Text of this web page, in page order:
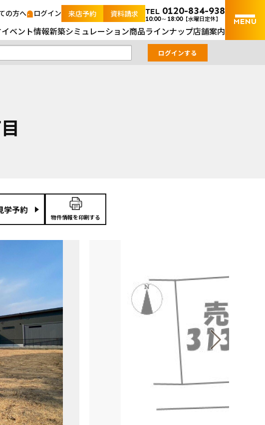
丁目｜山口の土地＆新築ナビ｜山口県内の土地と新築戸建の不動産検索
の方へ ログイン 来店予約 資料請求 TEL 0120-834-938
10:00～18:00【水曜日定休】
イベント情報新築シミュレーション商品ラインナップ店舗案内
物件情報を印刷する